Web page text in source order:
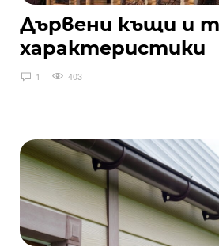
Дървени къщи и
характеристики
1 403